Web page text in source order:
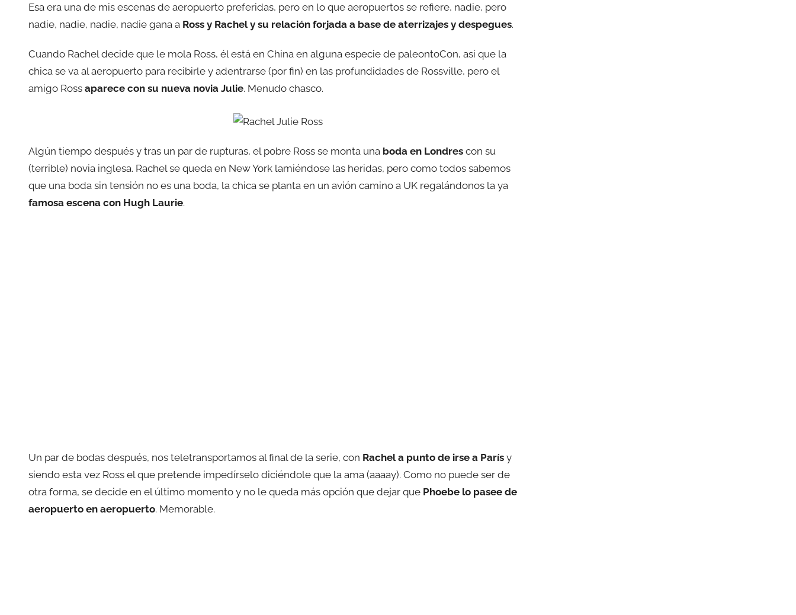
Esa era una de mis escenas de aeropuerto preferidas, pero en lo que aeropuertos se refiere, nadie, pero
nadie, nadie, nadie, nadie gana a Ross y Rachel y su relación forjada a base de aterrizajes y despegues.
Cuando Rachel decide que le mola Ross, él está en China en alguna especie de paleontoCon, así que la
chica se va al aeropuerto para recibirle y adentrarse (por fin) en las profundidades de Rossville, pero el
amigo Ross aparece con su nueva novia Julie. Menudo chasco.
Algún tiempo después y tras un par de rupturas, el pobre Ross se monta una boda en Londres con su
(terrible) novia inglesa. Rachel se queda en New York lamiéndose las heridas, pero como todos sabemos
que una boda sin tensión no es una boda, la chica se planta en un avión camino a UK regalándonos la ya
famosa escena con Hugh Laurie.
Un par de bodas después, nos teletransportamos al final de la serie, con Rachel a punto de irse a París y
siendo esta vez Ross el que pretende impedírselo diciéndole que la ama (aaaay). Como no puede ser de
otra forma, se decide en el último momento y no le queda más opción que dejar que Phoebe lo pasee de
aeropuerto en aeropuerto. Memorable.